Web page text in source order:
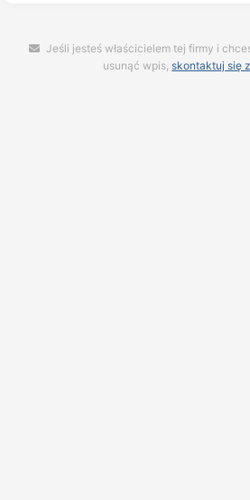
Jeśli jesteś właścicielem tej firmy i
usunąć wpis,skontaktuj się